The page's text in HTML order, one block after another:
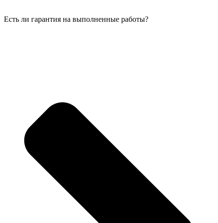
Есть ли гарантия на выполненные работы?